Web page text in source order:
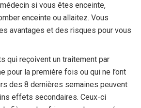
si vous êtes enceinte,
enceinte ou allaitez. Vous
avantages et des risques pour vous
qui reçoivent un traitement par
pour la première fois ou qui ne l’ont
des 8 dernières semaines peuvent
effets secondaires. Ceux-ci